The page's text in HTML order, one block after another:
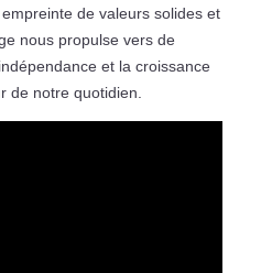
de valeurs solides et
nous propulse vers de
et la croissance
de notre quotidien.